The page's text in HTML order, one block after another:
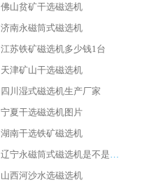
佛山贫矿干选磁选机
济南永磁筒式磁选机
江苏铁矿磁选机多少钱1台
天津矿山干选磁选机
四川湿式磁选机生产厂家
宁夏干选磁选机图片
湖南干选铁矿磁选机
辽宁永磁筒式磁选机是不是强磁
山西河沙水选磁选机